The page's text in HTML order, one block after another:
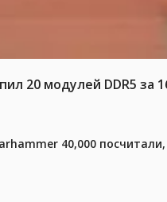
20 модулей DDR5
40,000